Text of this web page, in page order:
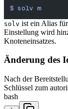
$ solv m
solv ist ein Alias für
Einstellung wird
Knoteneinsatzes.
Änderung des
Nach der
Schlüssel zum
bash